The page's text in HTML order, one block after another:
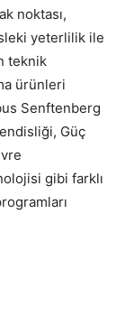
noktası,
yeterlilik ile
teknik
ürünleri
Senftenberg
Güç
gibi farklı